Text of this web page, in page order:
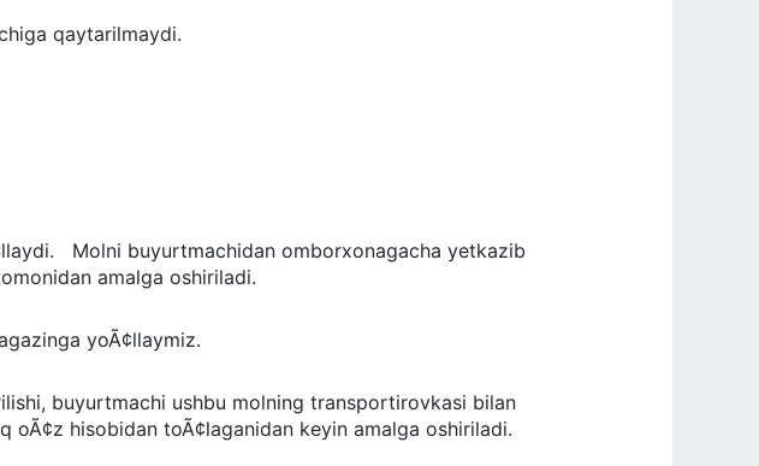
qaytarilmaydi.
Molni buyurtmachidan omborxonagacha yetkazib
amalga oshiriladi.
yoÃ¢llaymiz.
buyurtmachi ushbu molning transportirovkasi bilan
oÃ¢z hisobidan toÃ¢laganidan keyin amalga oshiriladi.